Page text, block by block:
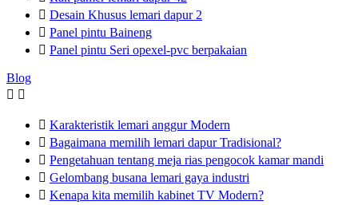
 Desain Khusus lemari dapur 2
 Panel pintu Baineng
 Panel pintu Seri opexel-pvc berpakaian
Blog
 
 Karakteristik lemari anggur Modern
 Bagaimana memilih lemari dapur Tradisional?
 Pengetahuan tentang meja rias pengocok kamar mandi
 Gelombang busana lemari gaya industri
 Kenapa kita memilih kabinet TV Modern?